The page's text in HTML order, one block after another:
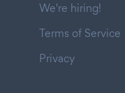
We're hiring!
Terms of Service
Privacy